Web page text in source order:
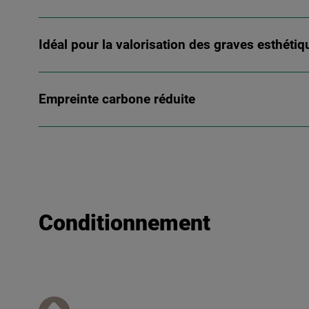
Idéal pour la valorisation des graves
Empreinte carbone réduite
Conditionnement